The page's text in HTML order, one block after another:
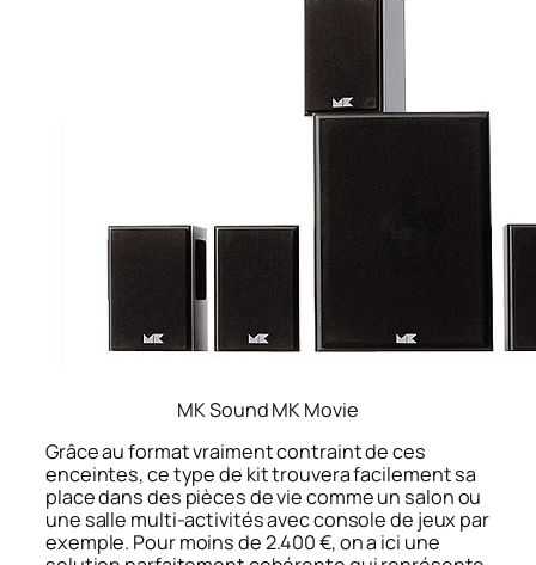
MK Sound MK Movie
Grâce au format vraiment contraint de ces
enceintes, ce type de kit trouvera facilement sa
place dans des pièces de vie comme un salon ou
une salle multi-activités avec console de jeux par
exemple. Pour moins de 2.400 €, on a ici une